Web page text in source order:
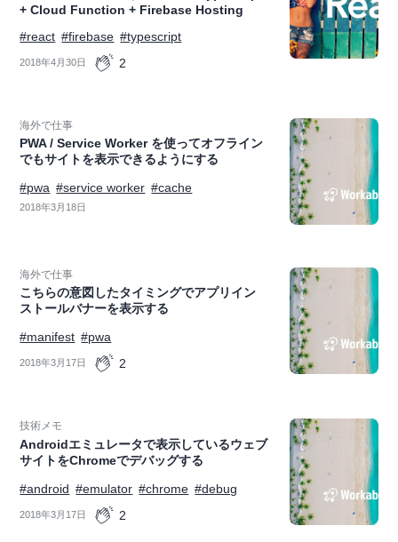
+ Cloud Function + Firebase Hosting
#react #firebase #typescript
2018年4月30日 2
海外で仕事
PWA / Service Worker を使ってオフライン
でもサイトを表示できるようにする
#pwa #service worker #cache
2018年3月18日
海外で仕事
こちらの意図したタイミングでアプリイン
ストールバナーを表示する
#manifest #pwa
2018年3月17日 2
技術メモ
Androidエミュレータで表示しているウェブ
サイトをChromeでデバッグする
#android #emulator #chrome #debug
2018年3月17日 2